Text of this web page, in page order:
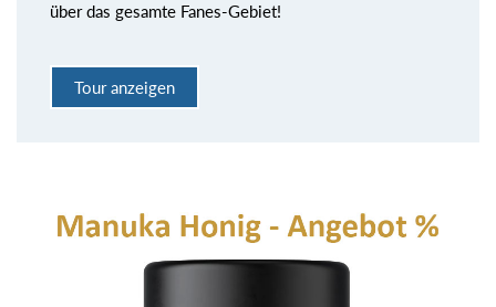
über das gesamte Fanes-Gebiet!
Tour anzeigen